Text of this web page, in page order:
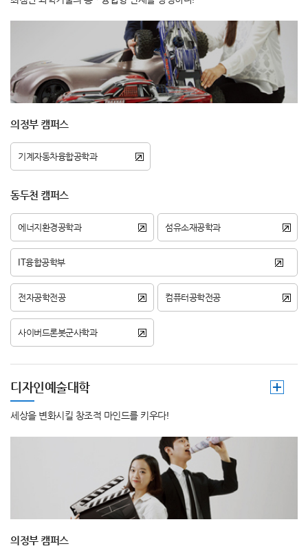
의정부 캠퍼스
기계자동차융합공학과
동두천 캠퍼스
에너지환경공학과 섬유소재공학과
IT융합공학부
전자공학전공 컴퓨터공학전공
사이버드론봇군사학과
디자인예술대학
세상을 변화시킬 창조적 마인드를 키우다!
의정부 캠퍼스